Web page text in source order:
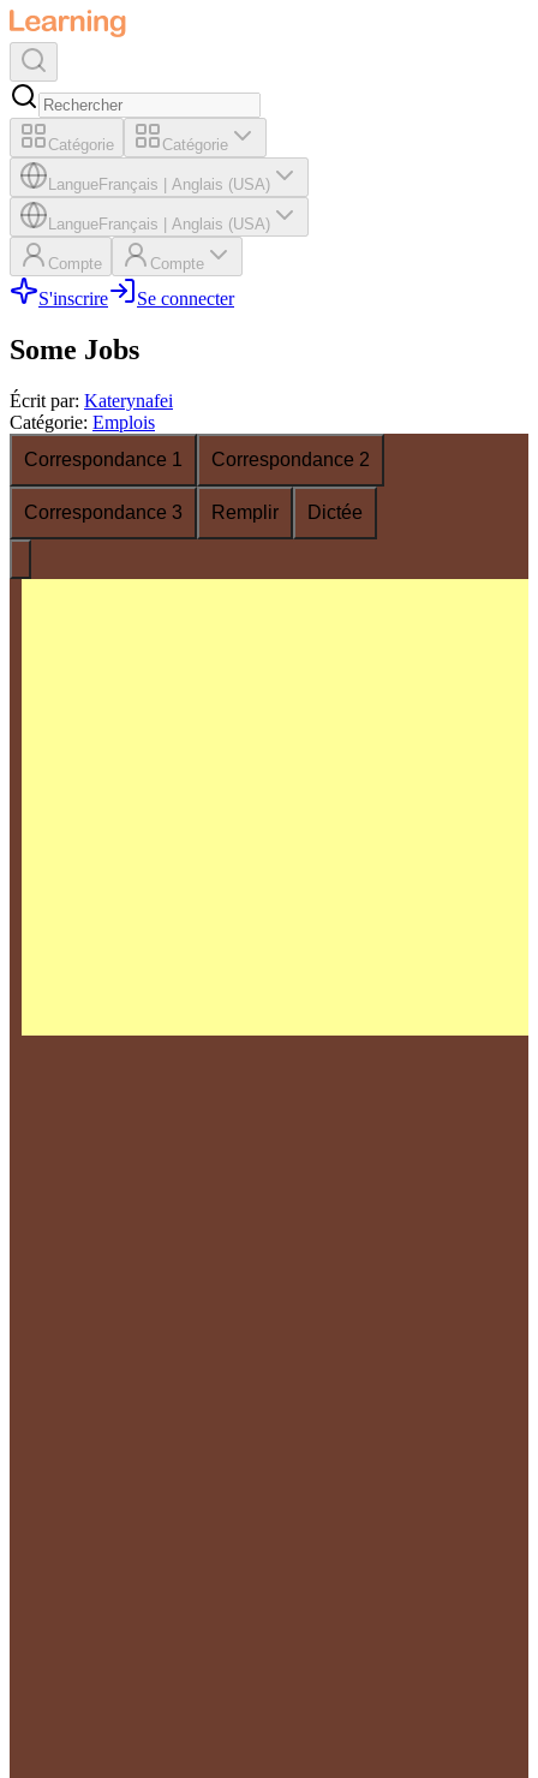
Catégorie Catégorie
LangueFrançais Anglais (USA)
LangueFrançais Anglais (USA)
Compte Compte
S'inscrire Se connecter
Some Jobs
Écrit par: Katerynafei
Catégorie: Emplois
Correspondance 1
Correspondance 2
Correspondance 3 Remplir Dictée